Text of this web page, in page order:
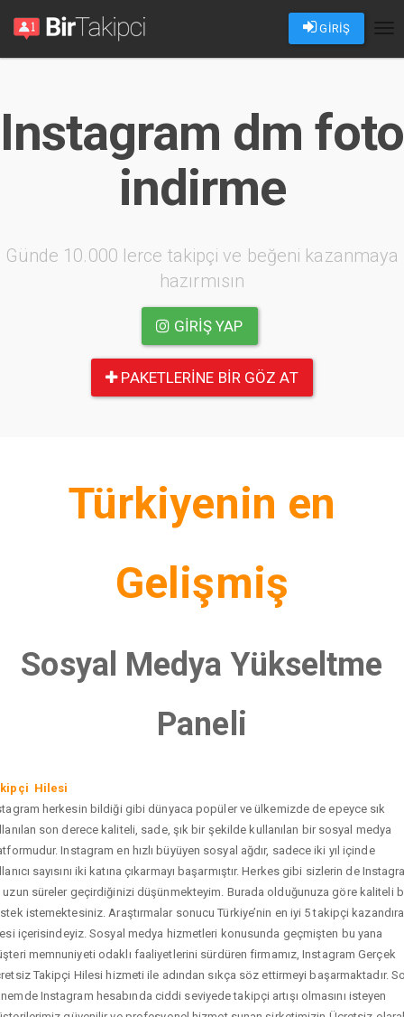
GİRİŞ
Instagram dm foto
indirme
Günde 10.000 lerce takipçi ve beğeni kazanmaya
hazırmısın
GIRIŞ YAP
PAKETLERINE BIR GÖZ AT
Türkiyenin en
Gelişmiş
Sosyal Medya Yükseltme
Paneli
Hilesi
herkesin bildiği gibi dünyaca popüler ve ülkemizde de epeyce sık
son derece kaliteli, sade, şık bir şekilde kullanılan bir sosyal medya
Instagram en hızlı büyüyen sosyal ağdır, sadece iki yıl içinde
sayısını iki katına çıkarmayı başarmıştır. Herkes gibi sizlerin de
uzun süreler geçirdiğinizi düşünmekteyim. Burada olduğunuza göre kaliteli
istemektesiniz. Araştırmalar sonucu Türkiye’nin en iyi 5 takipçi
içerisindeyiz. Sosyal medya hizmetleri konusunda geçmişten bu yana
memnuniyeti odaklı faaliyetlerini sürdüren firmamız, Instagram Gerçek
Takipçi Hilesi hizmeti ile adından sıkça söz ettirmeyi başarmaktadır.
Instagram hesabında ciddi seviyede takipçi artışı olmasını isteyen